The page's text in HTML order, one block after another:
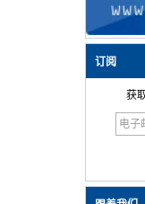
Microtec
i3200 打
塑料等多
60x90 厘
包装和促
刷品快速
希望以多
业。
最大限度
头的预防
保持最佳
的 DTF
什么是
订阅
获